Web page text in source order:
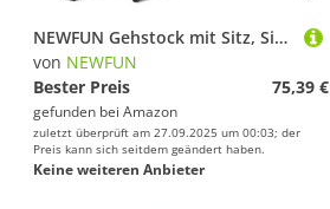
NEWFUN Gehstock mit Sitz, Sitzstock Faltbar, Ultraleichter, zusammenklappbarer Gehstock mit Transporttasche und 2 Fußpolstern für Senioren und Erwachsene
von NEWFUN
Bester Preis
75,39 €
gefunden bei Amazon
zuletzt überprüft am 27.09.2025 um 00:03; der
Preis kann sich seitdem geändert haben.
Keine weiteren Anbieter